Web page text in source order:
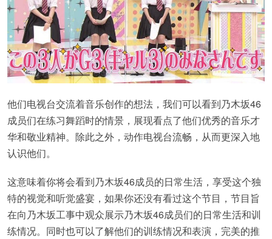
他们电视台交流着音乐创作的想法，我们可以看到乃木坂46
成员们在练习舞蹈时的情景，展现看点了他们优秀的音乐才
华和敬业精神。除此之外，动作电视台流畅，从而更深入地
认识他们。
这意味着你将会看到乃木坂46成员的日常生活，享受这个独
特的视觉和听觉盛宴，如果你还没有看过这个节目，节目旨
在向乃木坂工事中观众展示乃木坂46成员们的日常生活和训
练情况。同时也可以了解他们的训练情况和表演，完美的推